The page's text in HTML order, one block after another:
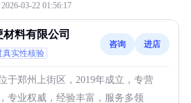
2026-03-22 01:56:17
料有限公司
真实性核验
咨询 进店
于郑州上街区，2019年成立，专营
专业权威，经验丰富，服务多领